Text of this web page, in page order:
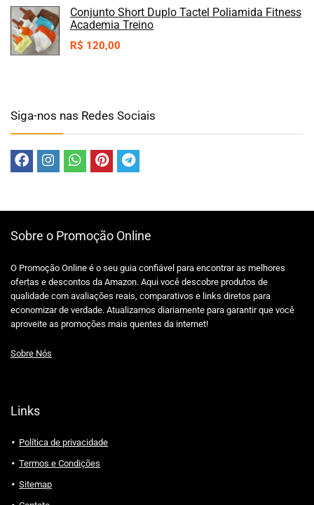
Conjunto Short Duplo Tactel Poliamida Fitness
Academia Treino
R$ 120,00
Siga-nos nas Redes Sociais
Sobre o Promoção Online
O Promoção Online é o seu guia confiável para encontrar as melhores
ofertas e descontos da Amazon. Aqui você descobre produtos de
qualidade com avaliações reais, comparativos e links diretos para
economizar de verdade. Atualizamos diariamente para garantir que você
aproveite as promoções mais quentes da internet!
Sobre Nós
Links
Política de privacidade
Termos e Condições
Sitemap